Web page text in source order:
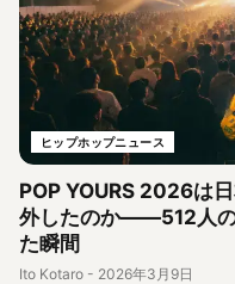
ヒップホップニュース
POP YOURS 2026は
外したのか――512人の
た瞬間
Ito Kotaro - 2026年3月9日